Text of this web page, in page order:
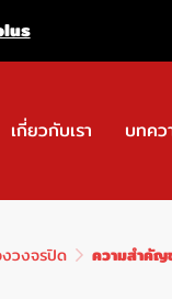
เกี่ยวกับเรา บทคว
วงจรปิด ความสำคั